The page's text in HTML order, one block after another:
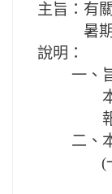
主旨： 有
暑
說明：
一、
二、
(